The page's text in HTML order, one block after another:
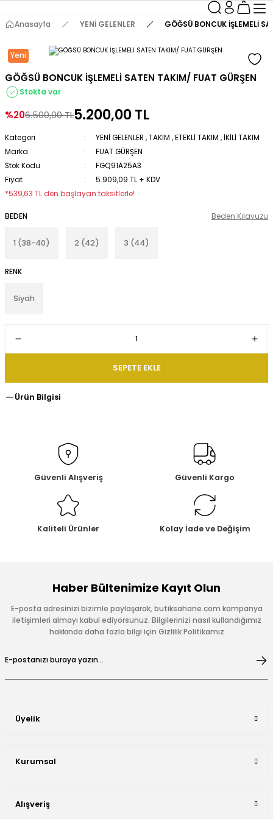
Anasayfa YENİ GELENLER GÖĞSÜ BONCUK İŞLEMELİ
Yeni
GÖĞSÜ BONCUK İŞLEMELİ SATEN TAKIM/ FUAT GÜRŞEN
Stokta var
%206.500,00 TL5.200,00 TL
Kategori YENİ GELENLER ,TAKIM ,ETEKLİ TAKIM , İKİLİ TAKIM
Marka
FUAT GÜRŞEN
Stok Kodu
FGQ91A25A3
Fiyat
5.909,09 TL + KDV
*539,63 TL den başlayan taksitlerle!
BEDEN
1 (38-40) 2 (42) 3 (44)
RENK
Siyah
Beden Kılavuzu
SEPETE EKLE
Ürün Bilgisi
Güvenli Alışveriş Güvenli Kargo
Kaliteli Ürünler Kolay İade ve Değişim
Haber Bültenimize Kayıt Olun
E-posta adresinizi bizimle paylaşarak, butiksahane.com kampanya
iletişimleri almayı kabul ediyorsunuz. Bilgilerinizi nasıl kullandığımız
hakkında daha fazla bilgi için Gizlilik Politikamız
Üyelik
Kurumsal
Alışveriş